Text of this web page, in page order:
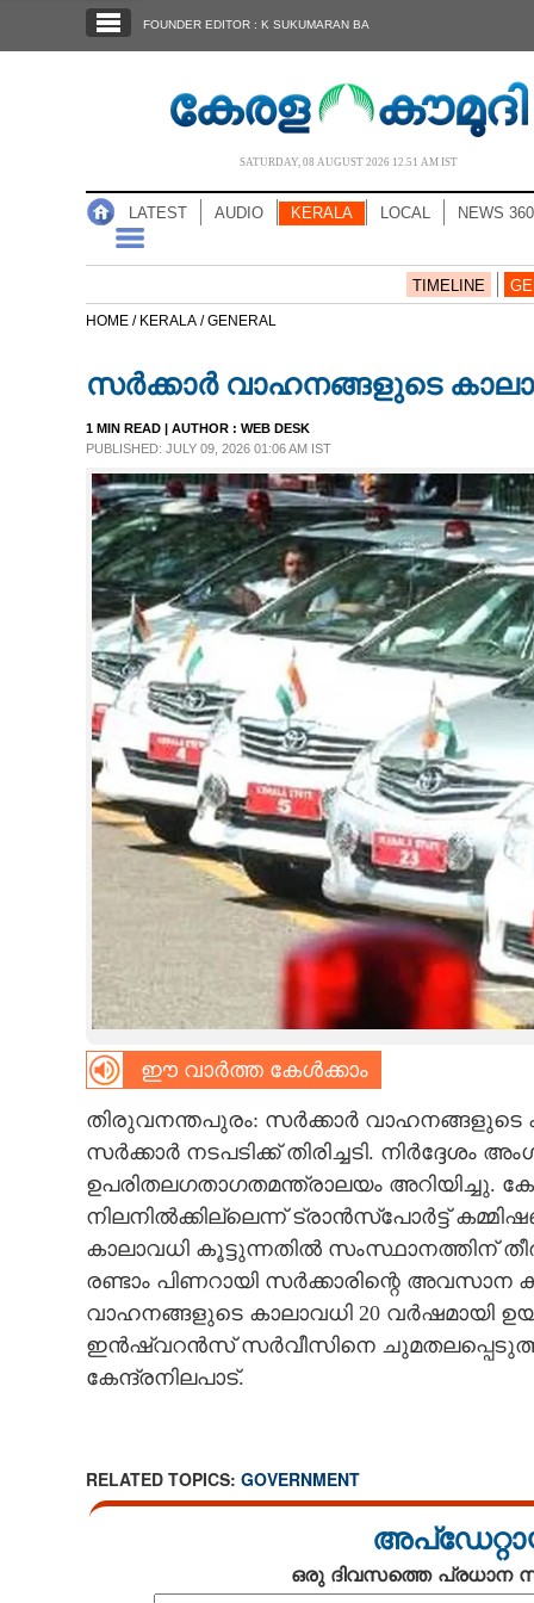
NOTIFIED NEWS
CASE DIARY
LIFESTYLE
SPIRITUAL
CARTOONS
LITERATURE
CONTACT US
FOUNDER EDITOR : K SUKUMARAN BA
SATURDAY, 08 AUGUST 2026 12.51 AM IST
LATEST AUDIO KERALA LOCAL NEWS 360
TIMELINE
HOME / KERALA /GENERAL
സർക്കാർ വാഹനങ്ങളുടെ
1 MIN READ | AUTHOR : WEB DESK
PUBLISHED: JULY 09, 2026 01:06 AM IST
ഈ വാർത്ത കേൾക്കാം
തിരുവനന്തപുരം: സർക്കാർ വാഹനങ്ങളുടെ
സർക്കാർ നടപടിക്ക് തിരിച്ചടി. നിർദ്ദേശം
ഉപരിതലഗതാഗതമന്ത്രാലയം അറിയിച്ചു.
നിലനിൽക്കില്ലെന്ന് ട്രാൻസ്‌പോർട്ട്
കാലാവധി കൂട്ടുന്നതിൽ സംസ്ഥാനത്തിന്
രണ്ടാം പിണറായി സർക്കാരിന്റെ
വാഹനങ്ങളുടെ കാലാവധി 20 വർഷമായി
ഇൻഷ്വറൻസ് സർവീസിനെ
കേന്ദ്രനിലപാട്.
RELATED TOPICS: GOVERNMENT
ഒരു ദിവസത്തെ പ്രധാന